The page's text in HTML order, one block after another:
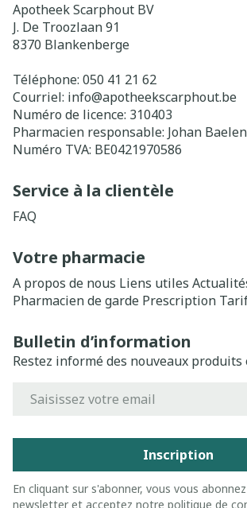
Apotheek Scarphout BV
J. De Troozlaan 91
8370 Blankenberge
Téléphone: 050 41 21 62
Courriel: info@apotheekscarphout.be
Numéro de licence: 310403
Pharmacien responsable: Johan Baelen
Numéro TVA: BE0421970586
Service à la clientèle
FAQ
Votre pharmacie
A propos de nous Liens utiles
Pharmacien de garde Prescription
Bulletin d’information
Restez informé des nouveaux
Inscription
En cliquant sur s'abonner, vous vous
newsletter et acceptez notre politique de